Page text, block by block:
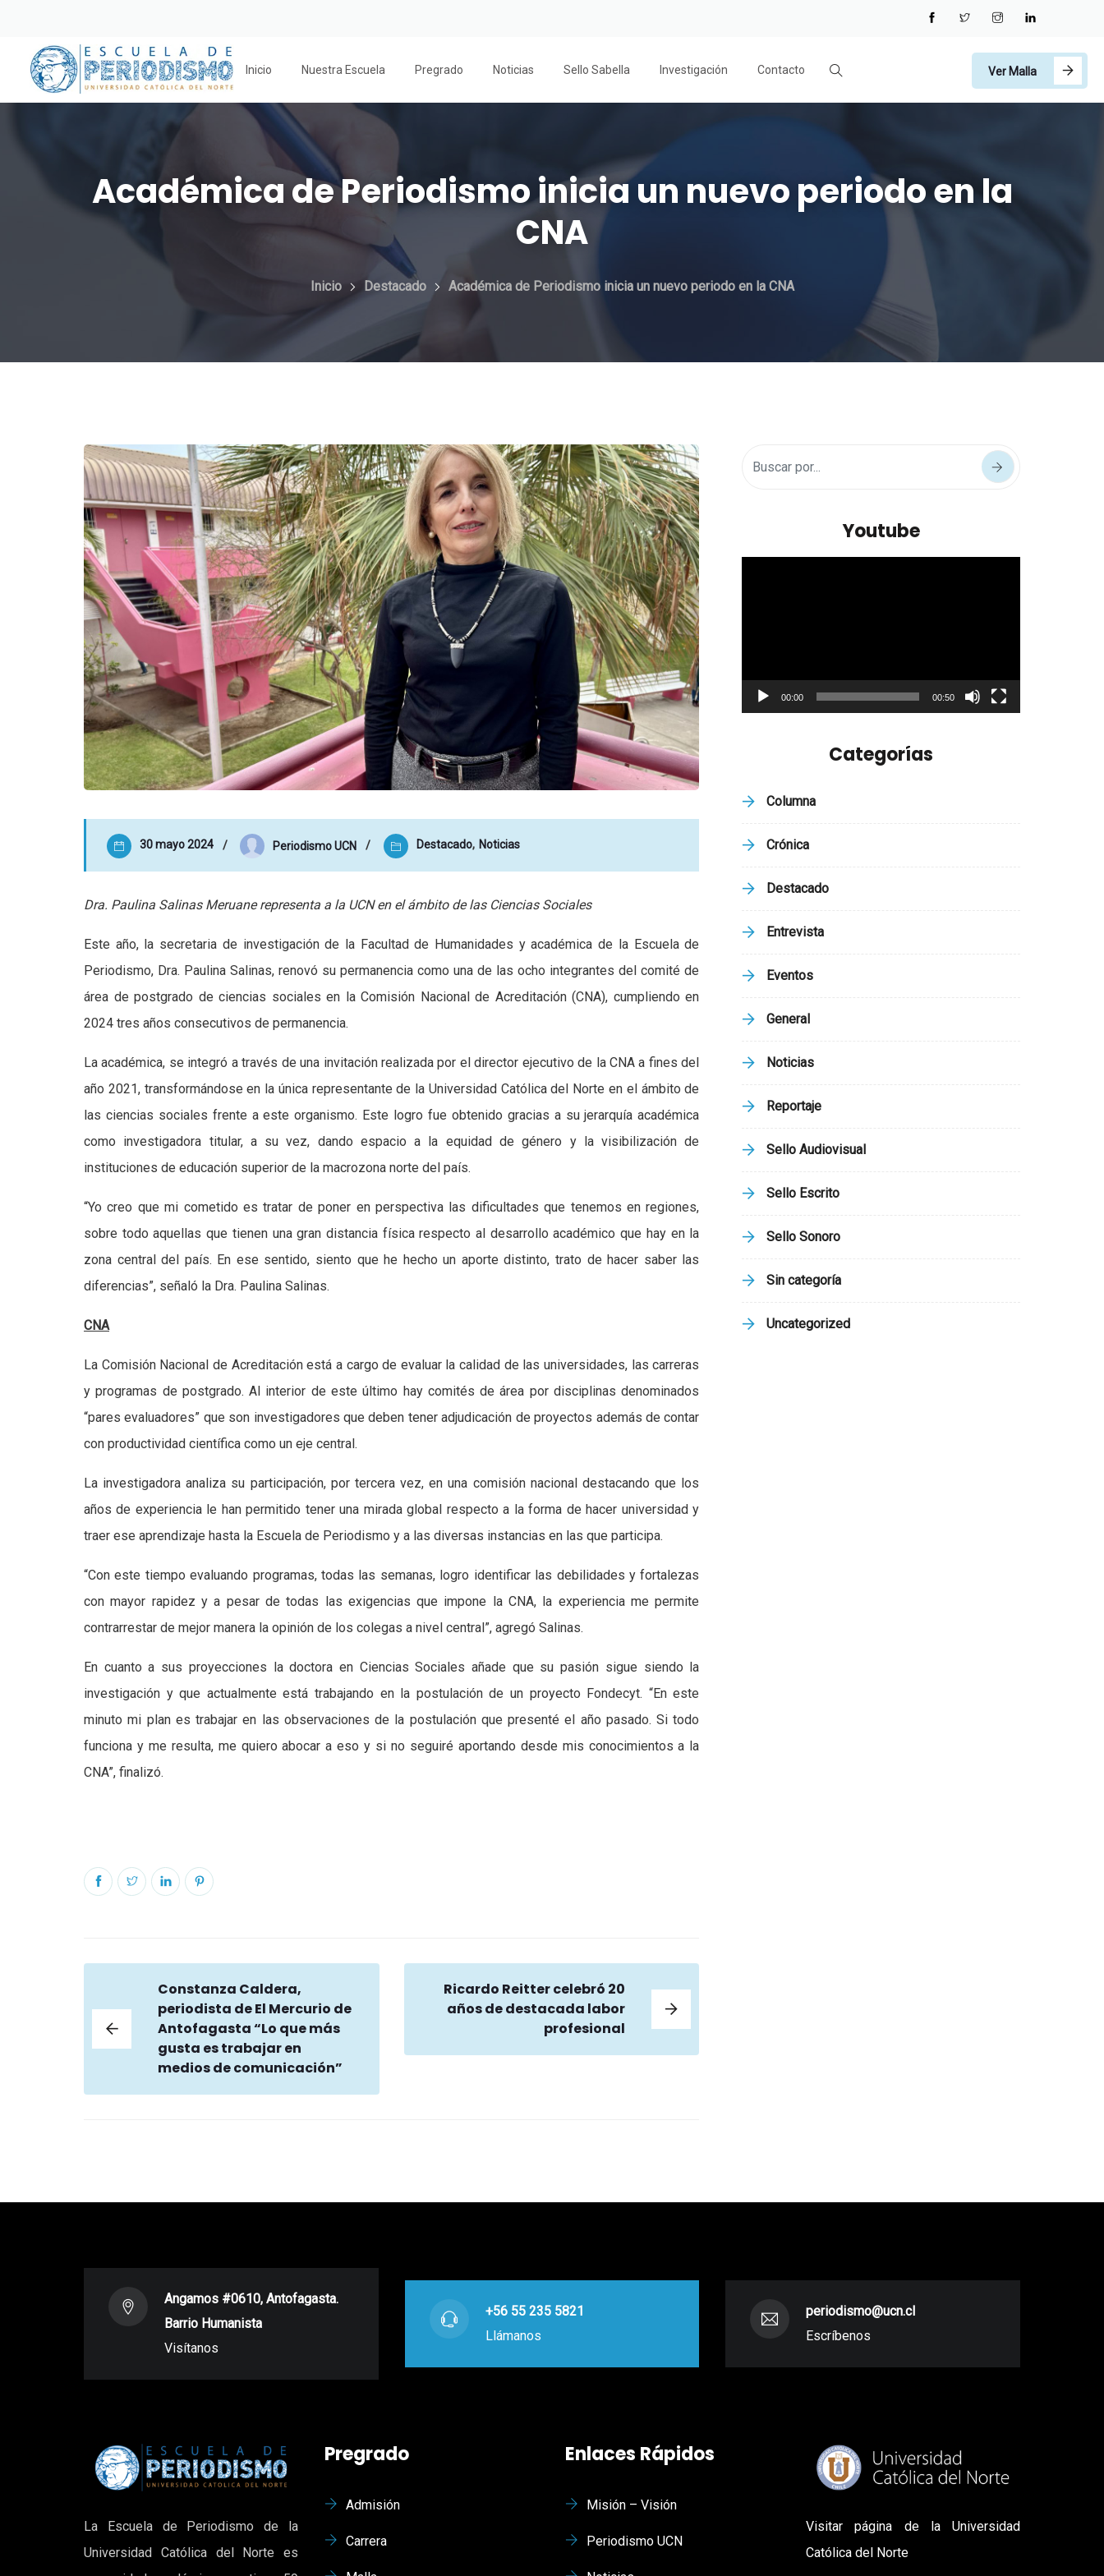
Inicio Nuestra Escuela Pregrado Noticias Sello Sabella Investigación Contacto Ver Malla
Académica de Periodismo inicia un nuevo periodo en la
CNA
Inicio Destacado Académica de Periodismo inicia un nuevo periodo en la CNA
30 mayo 2024 Periodismo UCN Destacado, Noticias
Dra. Paulina Salinas Meruane representa a la UCN en el ámbito de las Ciencias Sociales
Este año, la secretaria de investigación de la Facultad de Humanidades y académica de la Escuela de
Periodismo, Dra. Paulina Salinas, renovó su permanencia como una de las ocho integrantes del comité de
área de postgrado de ciencias sociales en la Comisión Nacional de Acreditación (CNA), cumpliendo en
2024 tres años consecutivos de permanencia.
La académica, se integró a través de una invitación realizada por el director ejecutivo de la CNA a fines del
año 2021, transformándose en la única representante de la Universidad Católica del Norte en el ámbito de
las ciencias sociales frente a este organismo. Este logro fue obtenido gracias a su jerarquía académica
como investigadora titular, a su vez, dando espacio a la equidad de género y la visibilización de
instituciones de educación superior de la macrozona norte del país.
“Yo creo que mi cometido es tratar de poner en perspectiva las dificultades que tenemos en regiones,
sobre todo aquellas que tienen una gran distancia física respecto al desarrollo académico que hay en la
zona central del país. En ese sentido, siento que he hecho un aporte distinto, trato de hacer saber las
diferencias”, señaló la Dra. Paulina Salinas.
CNA
La Comisión Nacional de Acreditación está a cargo de evaluar la calidad de las universidades, las carreras
y programas de postgrado. Al interior de este último hay comités de área por disciplinas denominados
“pares evaluadores” que son investigadores que deben tener adjudicación de proyectos además de contar
con productividad científica como un eje central.
La investigadora analiza su participación, por tercera vez, en una comisión nacional destacando que los
años de experiencia le han permitido tener una mirada global respecto a la forma de hacer universidad y
traer ese aprendizaje hasta la Escuela de Periodismo y a las diversas instancias en las que participa.
“Con este tiempo evaluando programas, todas las semanas, logro identificar las debilidades y fortalezas
con mayor rapidez y a pesar de todas las exigencias que impone la CNA, la experiencia me permite
contrarrestar de mejor manera la opinión de los colegas a nivel central”, agregó Salinas.
En cuanto a sus proyecciones la doctora en Ciencias Sociales añade que su pasión sigue siendo la
investigación y que actualmente está trabajando en la postulación de un proyecto Fondecyt. “En este
minuto mi plan es trabajar en las observaciones de la postulación que presenté el año pasado. Si todo
funciona y me resulta, me quiero abocar a eso y si no seguiré aportando desde mis conocimientos a la
CNA”, finalizó.
Constanza Caldera,
periodista de El Mercurio de
Antofagasta “Lo que más
gusta es trabajar en
medios de comunicación”
Ricardo Reitter celebró 20
años de destacada labor
profesional
Youtube
00:00 00:50
Categorías
Columna
Crónica
Destacado
Entrevista
Eventos
General
Noticias
Reportaje
Sello Audiovisual
Sello Escrito
Sello Sonoro
Sin categoría
Uncategorized
Angamos #0610, Antofagasta.
Barrio Humanista
Visítanos
+56 55 235 5821
Llámanos
periodismo@ucn.cl
Escríbenos
La Escuela de Periodismo de la
Universidad Católica del Norte es
Pregrado
Admisión
Carrera
Enlaces Rápidos
Misión – Visión
Periodismo UCN
Visitar página de la Universidad
Católica del Norte